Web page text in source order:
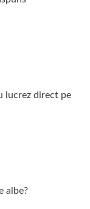
lucrez direct pe
albe?